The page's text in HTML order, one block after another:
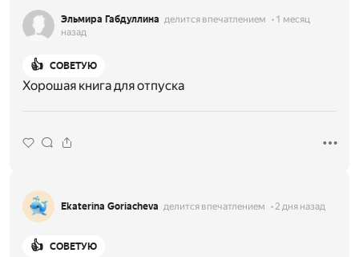
Эльмира Габдуллина делится впечатлением
1 месяц
назад
👍 СОВЕТУЮ
Хорошая книга для отпуска
Ekaterina Goriacheva делится впечатлением 2 дня назад
👍 СОВЕТУЮ